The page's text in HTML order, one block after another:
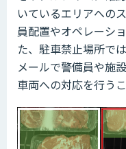
いているエリアへの
員配置やオペレーシ
た、駐車禁止場所で
メールで警備員や施
車両への対応を行う